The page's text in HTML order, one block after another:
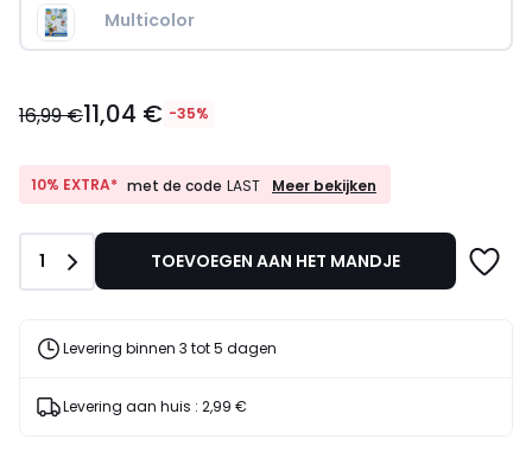
Multicolor
€
van
€
35%
16,99 €11,04 € -35%
10% EXTRA* met de code LAST
10%
code
LAST
Meer bekijken
Aantal
1 TOEVOEGEN AAN HET MANDJE
Levering binnen 3 tot 5 dagen
Levering aan huis : 2,99 €